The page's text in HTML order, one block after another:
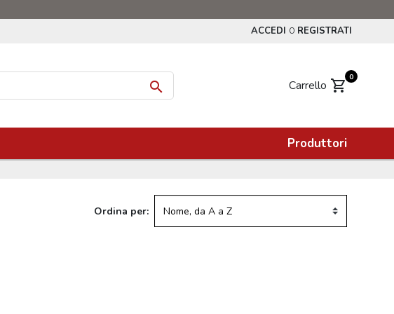
ACCEDI O REGISTRATI
 Carrello shopping_cart 0
Produttori
Ordina per: